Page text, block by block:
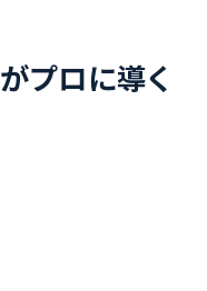
がプロに導く